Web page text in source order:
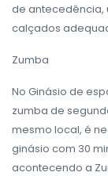
de antecedência,
calçados
Zumba
No Ginásio de
zumba de
mesmo local, é
ginásio com 30
acontecendo a